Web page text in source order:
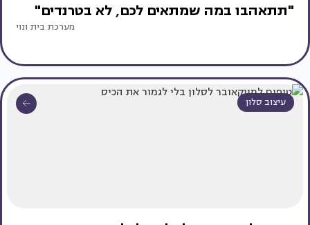
"תתאהבו במה שמתאים לכם, לא בטרנדים"
מערכת בית ונוי
עיצוב סלון